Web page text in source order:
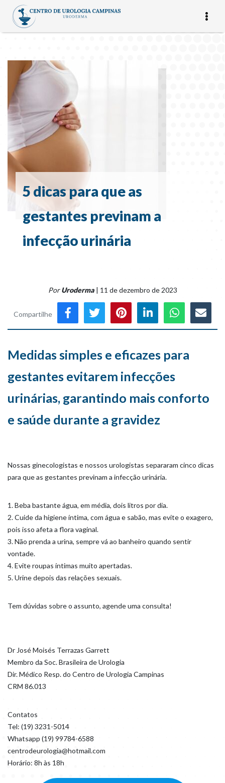
5 dicas para que as
gestantes previnam a
infecção urinária
PorUroderma| 11 de dezembro de 2023
Compartilhe
Medidas simples e eficazes para
gestantes evitarem infecções
urinárias, garantindo mais conforto
e saúde durante a gravidez
Nossas ginecologistas e nossos urologistas separaram cinco dicas
para que as gestantes previnam a infecção urinária.
1. Beba bastante água, em média, dois litros por dia.
2. Cuide da higiene íntima, com água e sabão, mas evite o exagero,
pois isso afeta a flora vaginal.
3. Não prenda a urina, sempre vá ao banheiro quando sentir
vontade.
4. Evite roupas íntimas muito apertadas.
5. Urine depois das relações sexuais.
Tem dúvidas sobre o assunto, agende uma consulta!
Dr José Moisés Terrazas Garrett
Membro da Soc. Brasileira de Urologia
Dir. Médico Resp. do Centro de Urologia Campinas
CRM 86.013
Contatos
Tel: (19) 3231-5014
Whatsapp (19) 99784-6588
centrodeurologia@hotmail.com
Horário: 8h às 18h